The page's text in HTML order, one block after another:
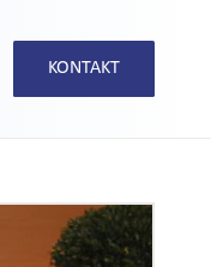
KONTAKT